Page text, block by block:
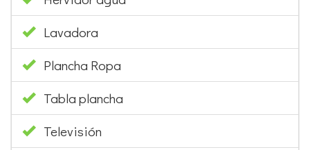
Lavadora
Plancha Ropa
Tabla plancha
Televisión